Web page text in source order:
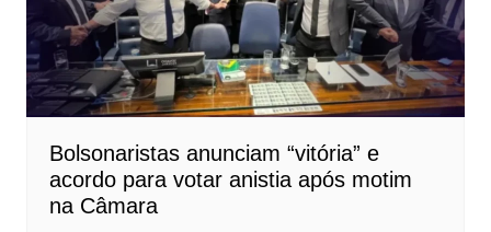
Bolsonaristas anunciam “vitória” e
acordo para votar anistia após motim
na Câmara